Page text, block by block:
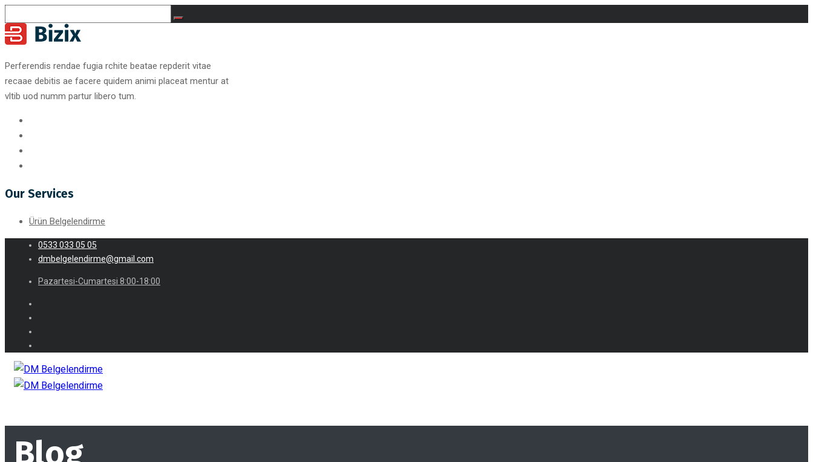
Perferendis rendae fugia rchite beatae repderit vitae
recaae debitis ae facere quidem animi placeat mentur at
vltib uod numm partur libero tum.
Our Services
Ürün Belgelendirme
0533 033 05 05
dmbelgelendirme@gmail.com
Pazartesi-Cumartesi 8:00-18:00
Blog